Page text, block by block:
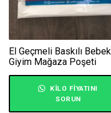
El Geçmeli Baskılı Bebek
Giyim Mağaza Poşeti
KILO FIYATINI
SORUN